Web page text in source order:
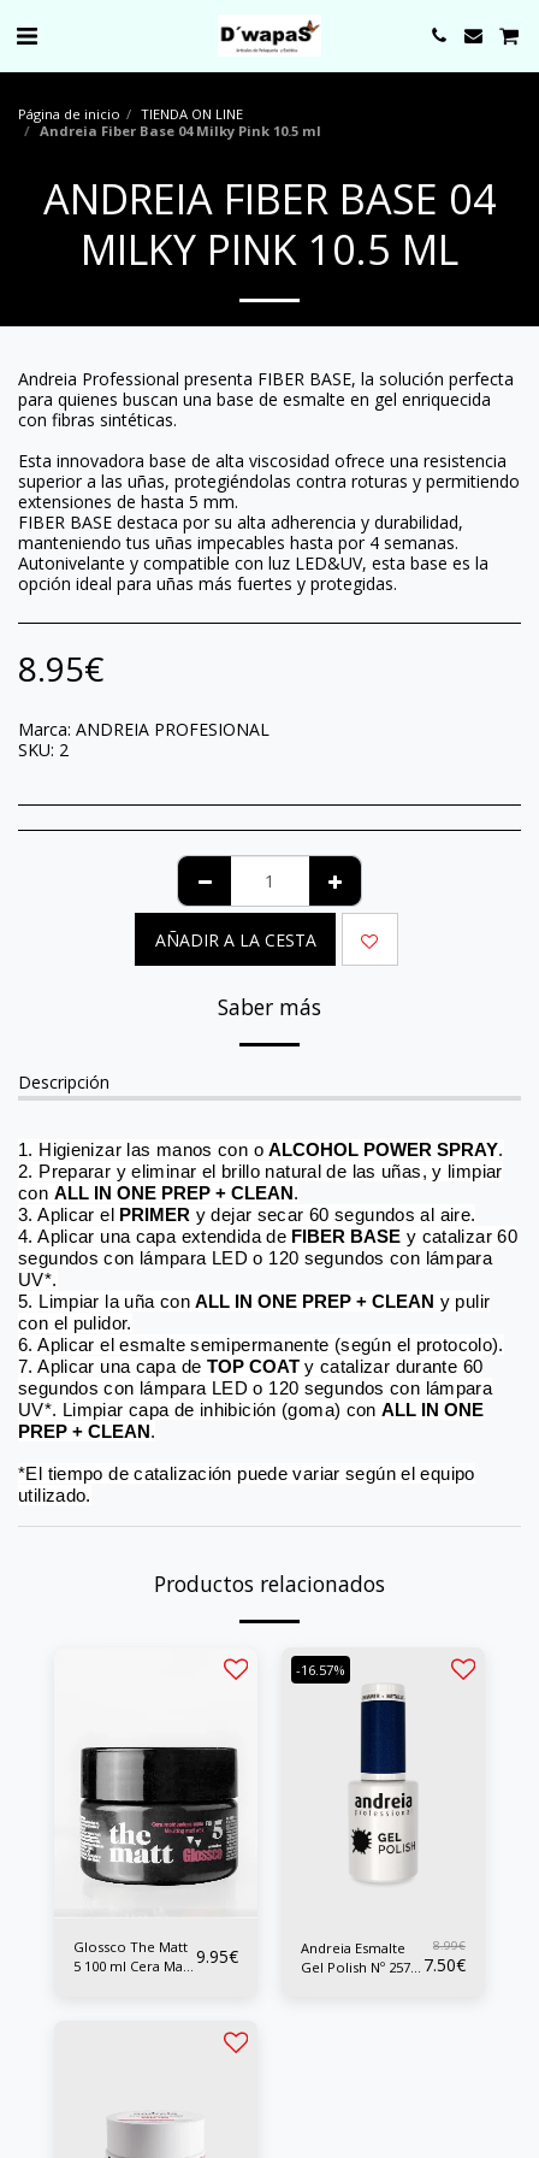
Página de inicio
TIENDA ON LINE
Andreia Fiber Base 04 Milky Pink 10.5 ml
ANDREIA FIBER BASE 04
MILKY PINK 10.5 ML
Andreia Professional presenta FIBER BASE, la solución perfecta
para quienes buscan una base de esmalte en gel enriquecida
con fibras sintéticas.
Esta innovadora base de alta viscosidad ofrece una resistencia
superior a las uñas, protegiéndolas contra roturas y permitiendo
extensiones de hasta 5 mm.
FIBER BASE destaca por su alta adherencia y durabilidad,
manteniendo tus uñas impecables hasta por 4 semanas.
Autonivelante y compatible con luz LED&UV, esta base es la
opción ideal para uñas más fuertes y protegidas.
8.95€
Marca: ANDREIA PROFESIONAL
SKU: 2
AÑADIR A LA CESTA
Saber más
Descripción
1. Higienizar las manos con oALCOHOL POWER SPRAY.
2. Preparar y eliminar el brillo natural de las uñas, y limpiar
con ALL IN ONE PREP + CLEAN.
3. Aplicar el PRIMER y dejar secar 60 segundos al aire.
4. Aplicar una capa extendida de FIBER BASE y catalizar 60
segundos con lámpara LED o 120 segundos con lámpara
UV*.
5. Limpiar la uña conALL IN ONE PREP + CLEAN y pulir
con el pulidor.
6. Aplicar el esmalte semipermanente (según el protocolo).
7. Aplicar una capa de TOP COATy catalizar durante 60
segundos con lámpara LED o 120 segundos con lámpara
UV*. Limpiar capa de inhibición (goma) conALL IN ONE
PREP + CLEAN.
*El tiempo de catalización puede variar según el equipo
utilizado.
Productos relacionados
Glossco The Matt
5 100 ml Cera Mate
9.95€
-16.57%
Andreia Esmalte
Gel Polish Nº 257
8.99€
7.50€